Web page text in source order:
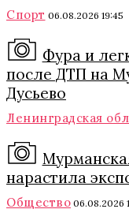
Спорт 06.08.2026 19:45
Фура и
после ДТП на
Дусьево
Ленинградская
нарастила
Общество 06.08.2026